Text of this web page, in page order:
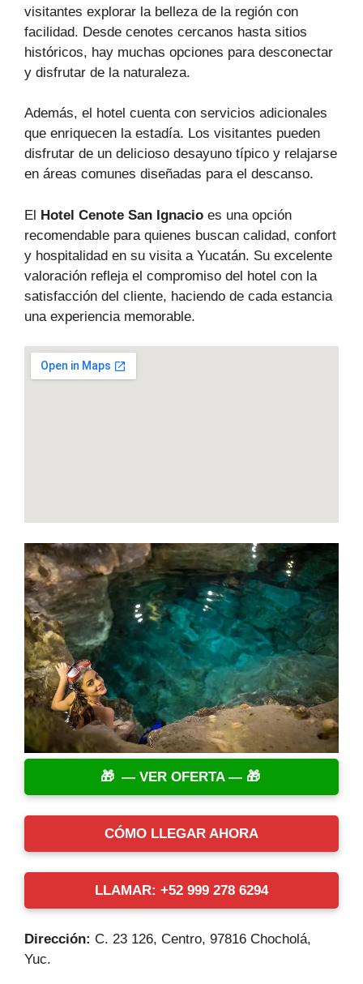
visitantes explorar la belleza de la región con
facilidad. Desde cenotes cercanos hasta sitios
históricos, hay muchas opciones para desconectar
y disfrutar de la naturaleza.
Además, el hotel cuenta con servicios adicionales
que enriquecen la estadía. Los visitantes pueden
disfrutar de un delicioso desayuno típico y relajarse
en áreas comunes diseñadas para el descanso.
El Hotel Cenote San Ignacio es una opción
recomendable para quienes buscan calidad, confort
y hospitalidad en su visita a Yucatán. Su excelente
valoración refleja el compromiso del hotel con la
satisfacción del cliente, haciendo de cada estancia
una experiencia memorable.
— VER OFERTA —
CÓMO LLEGAR AHORA
LLAMAR: +52 999 278 6294
Dirección: C. 23 126, Centro, 97816 Chocholá,
Yuc.